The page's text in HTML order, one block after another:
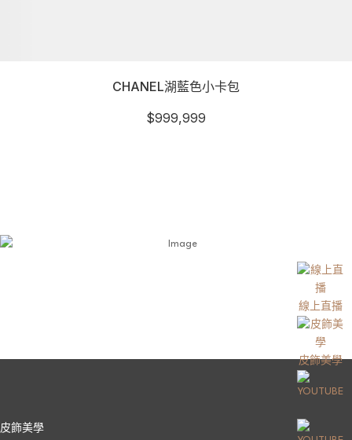
CHANEL湖藍色小卡包
$999,999
皮飾美學
線上直播
皮飾美學